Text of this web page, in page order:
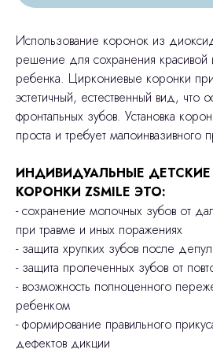
Использование коронок из
решение для сохранения
ребенка. Циркониевые коронки
эстетичный, естественный вид, что
фронтальных зубов. Установка
проста и требует малоинвазивного
ИНДИВИДУАЛЬНЫЕ
КОРОНКИ ZSMILE ЭТО:
- сохранение молочных зубов от
при травме и иных поражениях
- защита хрупких зубов после
- защита пролеченных зубов от
- возможность полноценного
ребенком
- формирование правильного
дефектов дикции